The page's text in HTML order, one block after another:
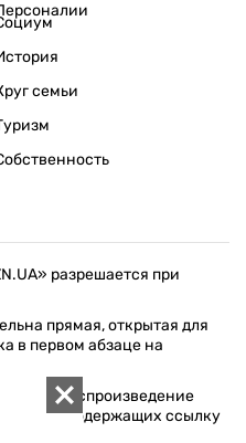
семьи
разрешается при
прямая, открытая для
в первом абзаце на
или воспроизведение
содержащих ссылку